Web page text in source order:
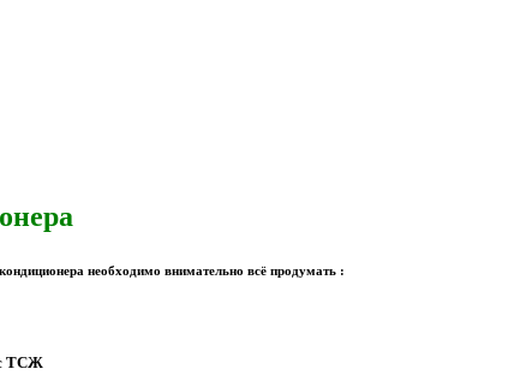
необходимо внимательно всё продумать :
с ТСЖ